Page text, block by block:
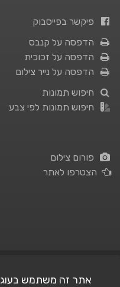
פיקשר בפייסבוק
הדפסה על קנבס
הדפסה על זכוכית
הדפסה על נייר צילום
חיפוש תמונות
חיפוש תמונות לפי צבע
פורום צילום
הצטרפו לאתר